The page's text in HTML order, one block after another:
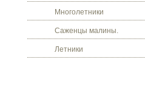
Многолетники
Саженцы малины.
Летники